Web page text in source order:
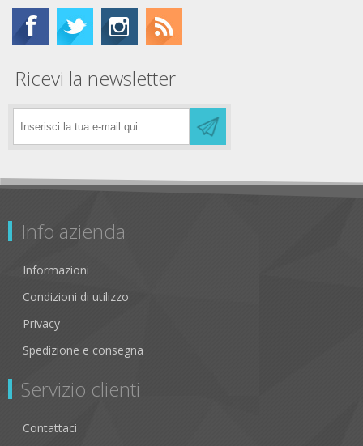
Ricevi la newsletter
Info azienda
Informazioni
Condizioni di utilizzo
Privacy
Spedizione e consegna
Servizio clienti
Contattaci